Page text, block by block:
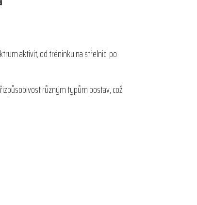
aktivit, od tréninku na střelnici po
různým typům postav, což